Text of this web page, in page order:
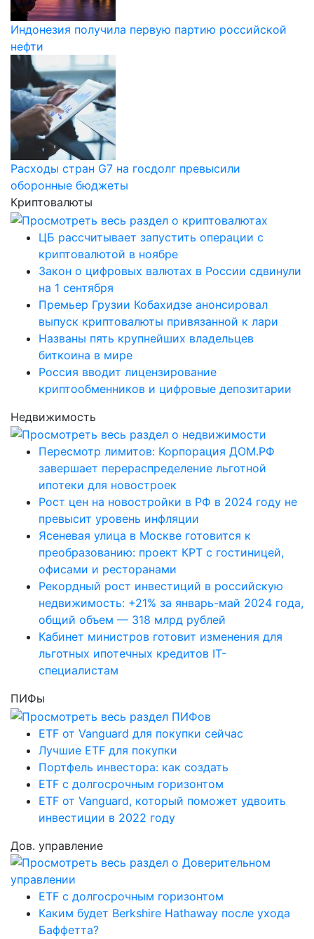
Индонезия получила первую партию российской
нефти
Расходы стран G7 на госдолг превысили
оборонные бюджеты
Криптовалюты
ЦБ рассчитывает запустить операции с
криптовалютой в ноябре
Закон о цифровых валютах в России сдвинули
на 1 сентября
Премьер Грузии Кобахидзе анонсировал
выпуск криптовалюты привязанной к лари
Названы пять крупнейших владельцев
биткоина в мире
Россия вводит лицензирование
криптообменников и цифровые депозитарии
Недвижимость
Пересмотр лимитов: Корпорация ДОМ.РФ
завершает перераспределение льготной
ипотеки для новостроек
Рост цен на новостройки в РФ в 2024 году не
превысит уровень инфляции
Ясеневая улица в Москве готовится к
преобразованию: проект КРТ с гостиницей,
офисами и ресторанами
Рекордный рост инвестиций в российскую
недвижимость: +21% за январь-май 2024 года,
общий объем — 318 млрд рублей
Кабинет министров готовит изменения для
льготных ипотечных кредитов IT-
специалистам
ПИФы
ETF от Vanguard для покупки сейчас
Лучшие ETF для покупки
Портфель инвестора: как создать
ETF с долгосрочным горизонтом
ETF от Vanguard, который поможет удвоить
инвестиции в 2022 году
Дов. управление
ETF с долгосрочным горизонтом
Каким будет Berkshire Hathaway после ухода
Баффетта?